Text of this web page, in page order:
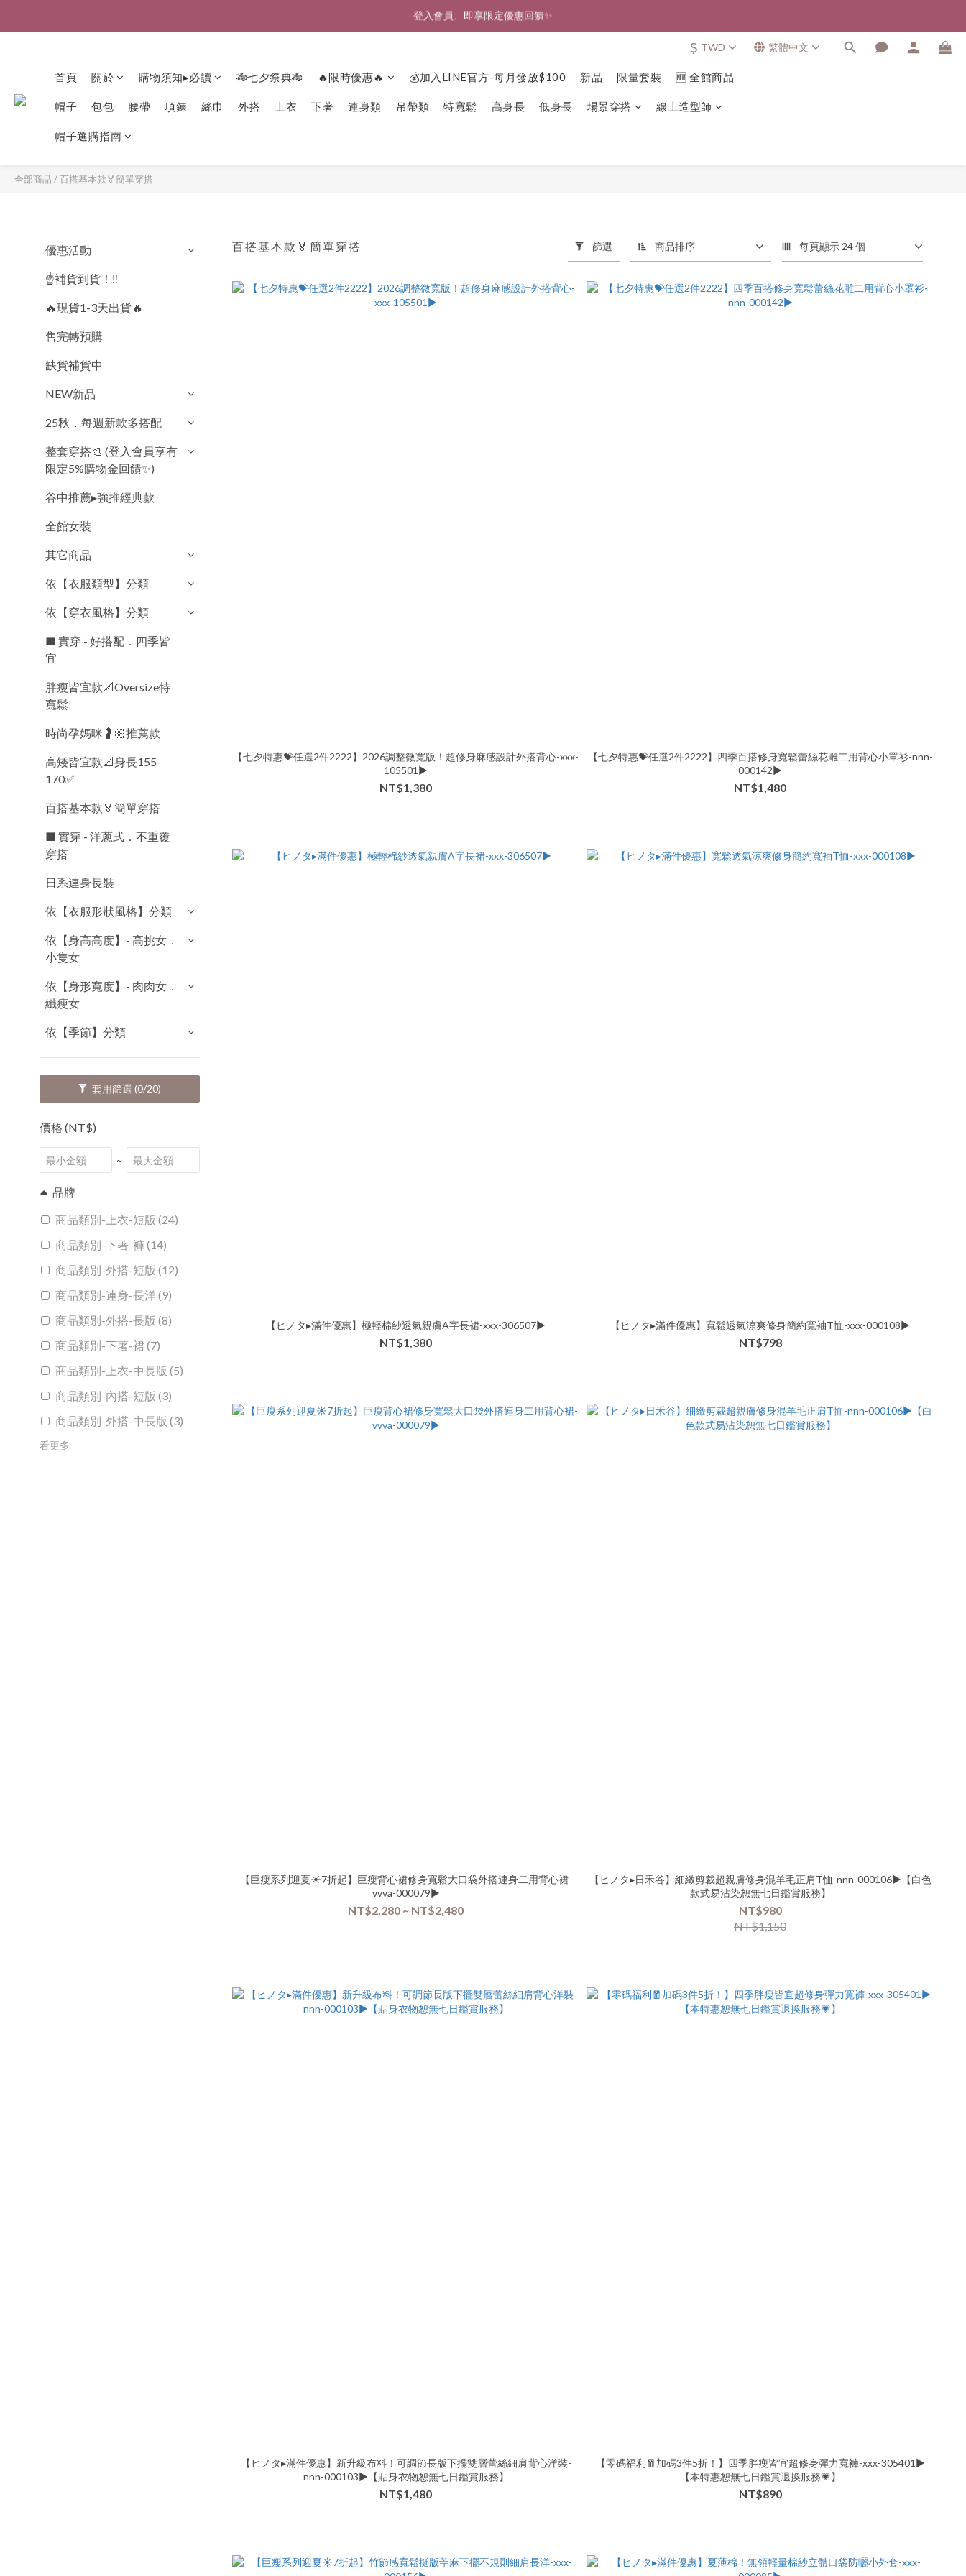
🎉新北淡水實體門市🤗歡迎蒞臨試穿🎉
🎉新北淡水實體門市🤗歡迎蒞臨試穿🎉
$ TWD 繁體中文
首頁 關於 購物須知▸必讀 🎋七夕祭典🎋 🔥限時優惠🔥 💰加入LINE官方-每月發放$100 新品 限量套裝 🆕 全館商品
帽子 包包 腰帶 項鍊 絲巾 外搭 上衣 下著 連身類 吊帶類 特寬鬆 高身長 低身長 場景穿搭 線上造型師
帽子選購指南
全部商品 /百搭基本款🏅簡單穿搭
優惠活動
☝️補貨到貨！‼️
🔥現貨1-3天出貨🔥
售完轉預購
缺貨補貨中
NEW新品
25秋．每週新款多搭配
整套穿搭🎨 (登入會員享有
限定5%購物金回饋✨)
谷中推薦▸強推經典款
全館女裝
其它商品
依【衣服類型】分類
依【穿衣風格】分類
■ 實穿 - 好搭配．四季皆
宜
胖瘦皆宜款📐Oversize特
寬鬆
時尚孕媽咪🤰🏼推薦款
高矮皆宜款📐身長155-
170✅
百搭基本款🏅簡單穿搭
■ 實穿 - 洋蔥式．不重覆
穿搭
日系連身長裝
依【衣服形狀風格】分類
依【身高高度】- 高挑女．
小隻女
依【身形寬度】- 肉肉女．
纖瘦女
依【季節】分類
套用篩選 (0/20)
價格 (NT$)
~
品牌
商品類別-上衣-短版 (24)
商品類別-下著-褲 (14)
商品類別-外搭-短版 (12)
商品類別-連身-長洋 (9)
商品類別-外搭-長版 (8)
商品類別-下著-裙 (7)
商品類別-上衣-中長版 (5)
商品類別-內搭-短版 (3)
商品類別-外搭-中長版 (3)
看更多
百搭基本款🏅簡單穿搭 篩選 商品排序 每頁顯示 24 個
【七夕特惠💝任選2件2222】2026調整微寬版！超修身麻感設計外搭背心-xxx-
105501▶
NT$1,380
【七夕特惠💝任選2件2222】四季百搭修身寬鬆蕾絲花雕二用背心小罩衫-nnn-
000142▶
NT$1,480
【ヒノタ▸滿件優惠】極輕棉紗透氣親膚A字長裙-xxx-306507▶
NT$1,380
【ヒノタ▸滿件優惠】寬鬆透氣涼爽修身簡約寬袖T恤-xxx-000108▶
NT$798
【巨瘦系列迎夏☀️7折起】巨瘦背心裙修身寬鬆大口袋外搭連身二用背心裙-
vvva-000079▶
NT$2,280 ~ NT$2,480
【ヒノタ▸日禾谷】細緻剪裁超親膚修身混羊毛正肩T恤-nnn-000106▶【白色
款式易沾染恕無七日鑑賞服務】
NT$980
NT$1,150
【ヒノタ▸滿件優惠】新升級布料！可調節長版下擺雙層蕾絲細肩背心洋裝-
nnn-000103▶【貼身衣物恕無七日鑑賞服務】
NT$1,480
【零碼福利🧧加碼3件5折！】四季胖瘦皆宜超修身彈力寬褲-xxx-305401▶
【本特惠恕無七日鑑賞退換服務💗】
NT$890